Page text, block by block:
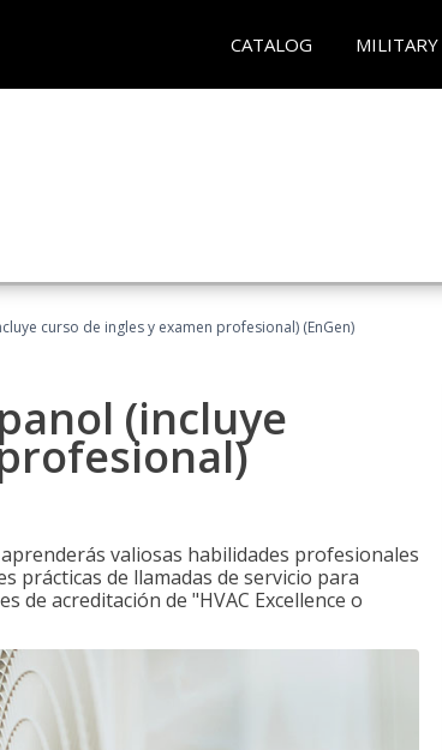
CATALOG MILITARY
curso de ingles y examen profesional) (EnGen)
(incluye
valiosas habilidades profesionales
prácticas de llamadas de servicio para
de acreditación de "HVAC Excellence o